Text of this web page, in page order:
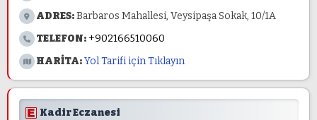
ADRES:Barbaros Mahallesi, Veysipaşa Sokak, 10/1A
TELEFON: +902166510060
HARİTA:Yol Tarifi için Tıklayın
Kadir Eczanesi